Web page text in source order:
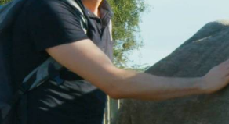
Primair Onderwijs